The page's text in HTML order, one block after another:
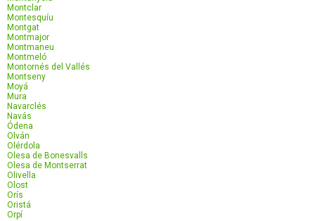
Montclar
Montesquíu
Montgat
Montmajor
Montmaneu
Montmeló
Montornés del Vallés
Montseny
Moyá
Mura
Navarclés
Navás
Ódena
Olván
Olérdola
Olesa de Bonesvalls
Olesa de Montserrat
Olivella
Olost
Orís
Oristá
Orpí